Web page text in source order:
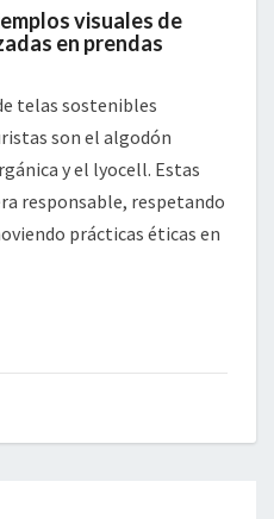
visuales de
en prendas
telas sostenibles
son el algodón
y el lyocell. Estas
responsable, respetando
prácticas éticas en